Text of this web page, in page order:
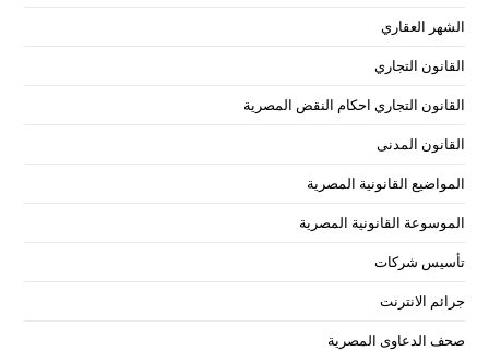
الشهر العقاري
القانون التجاري
القانون التجاري احكام النقض المصرية
القانون المدنى
المواضيع القانونية المصرية
الموسوعة القانونية المصرية
تأسيس شركات
جرائم الانترنت
صحف الدعاوى المصرية